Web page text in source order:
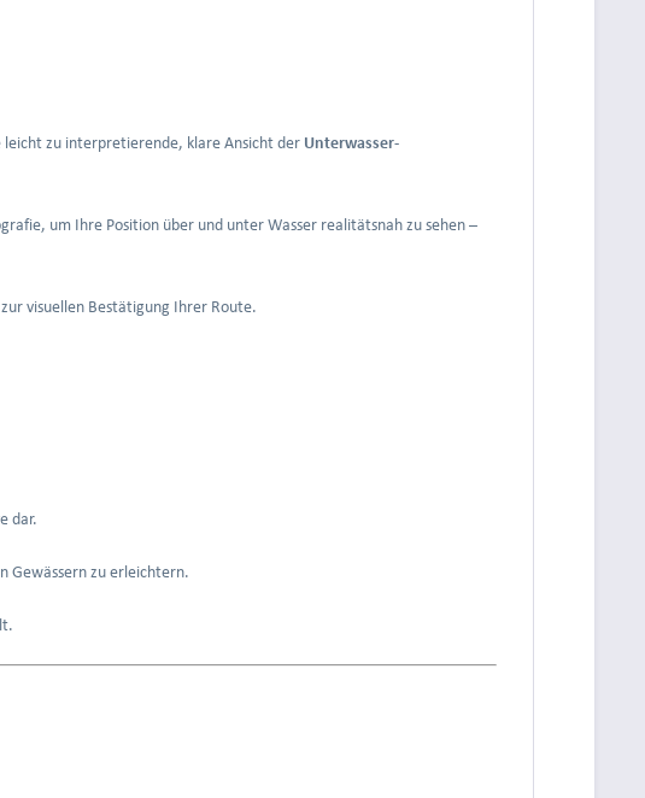
zu interpretierende, klare Ansicht der Unterwasser-
um Ihre Position über und unter Wasser realitätsnah zu sehen –
visuellen Bestätigung Ihrer Route.
dar.
Gewässern zu erleichtern.